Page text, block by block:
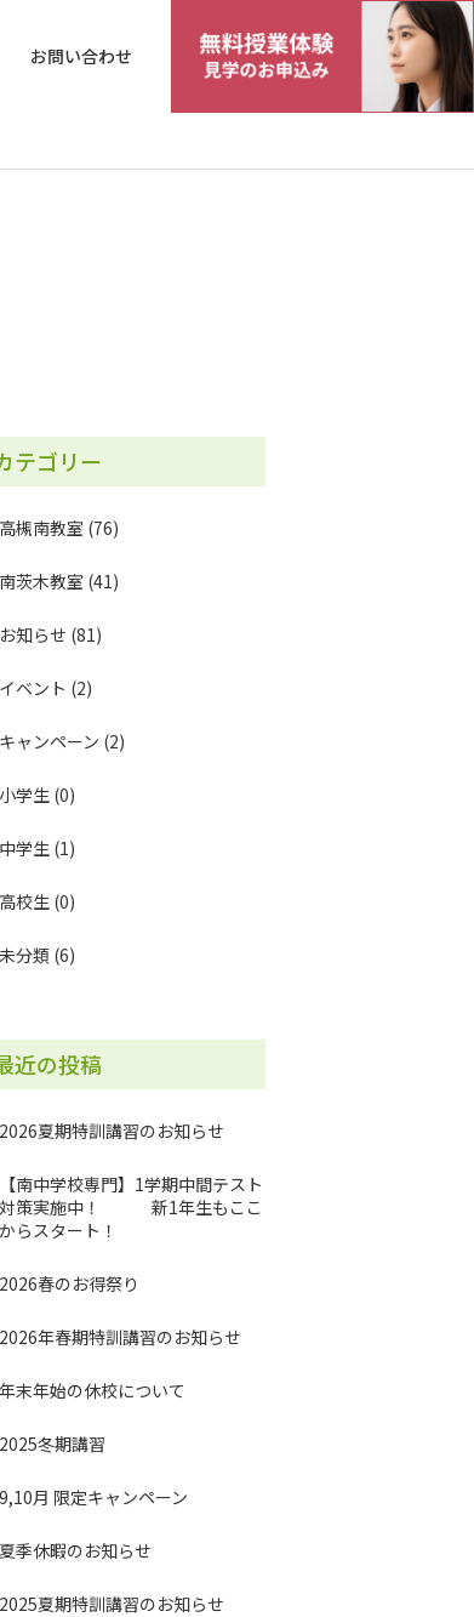
お問い合わせ
テゴリー
高槻南教室 (76)
南茨木教室 (41)
お知らせ (81)
イベント (2)
キャンペーン (2)
小学生 (0)
中学生 (1)
高校生 (0)
未分類 (6)
近の投稿
2026夏期特訓講習のお知らせ
【南中学校専門】1学期中間テスト
対策実施中！ 新1年生もここ
からスタート！
2026春のお得祭り
2026年春期特訓講習のお知らせ
年末年始の休校について
2025冬期講習
9,10月 限定キャンペーン
夏季休暇のお知らせ
2025夏期特訓講習のお知らせ